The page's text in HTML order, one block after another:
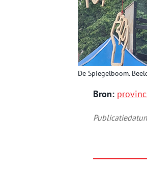
De Spiegelboom.
Bron: